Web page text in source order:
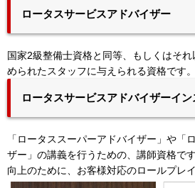
ロータスサービスアドバイザー
国家2級整備士資格と同等、もしくはそ
められたスタッフに与えられる資格です。
ロータスサービスアドバイザーイ
「ロータススーパーアドバイザー」や「
ザー」の講義を行うための、講師資格で
向上のために、お客様対応のロールプレ